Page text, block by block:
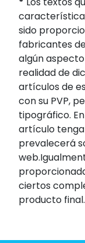
sido
fabricantes
algún
realidad de
artículos de
con su PVP,
tipográfico.
artículo
prevalecerá
ciertos
producto final.